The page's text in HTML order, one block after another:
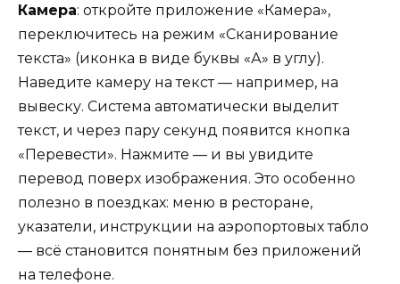
Камера: откройте приложение «Камера»,
переключитесь на режим «Сканирование
текста» (иконка в виде буквы «А» в углу).
Наведите камеру на текст — например, на
вывеску. Система автоматически выделит
текст, и через пару секунд появится кнопка
«Перевести». Нажмите — и вы увидите
перевод поверх изображения. Это особенно
полезно в поездках: меню в ресторане,
указатели, инструкции на аэропортовых табло
— всё становится понятным без приложений
на телефоне.